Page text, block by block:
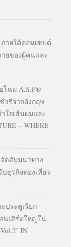
ภายใต้คอนเซปต์
ายของผู้คนและ
โฉม A.S.P®
วรีจากอังกฤษ
ใจเส้นผมและ
– WHERE
ดสัมมนาทาง
ธุรกิจท่องเที่ยว
ประตูเรียก
นเสิร์ตใหญ่ใน
IN